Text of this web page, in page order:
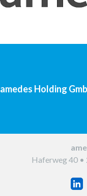
amedes Holding